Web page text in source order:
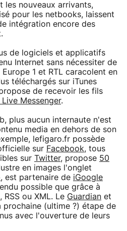
les nouveaux arrivants,
pour les netbooks, laissent
intégration encore des
de logiciels et applicatifs
Internet sans nécessiter de
1 et RTL caracolent en
téléchargés sur iTunes
de recevoir les fils
Messenger.
plus aucun internaute n'est
media en dehors de son
lefigaro.fr possède
sur Facebook, tous
sur Twitter, propose 50
en images l'onglet
, est partenaire de iGoogle
possible que grâce à
ou XML. Le Guardian et
prochaine (ultime ?) étape de
avec l'ouverture de leurs